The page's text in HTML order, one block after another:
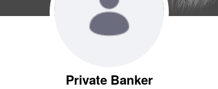
Private Banker